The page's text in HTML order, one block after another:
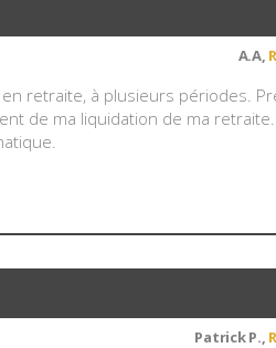
A.A,
retraite, à plusieurs périodes.
de ma liquidation de ma
Patrick P.,